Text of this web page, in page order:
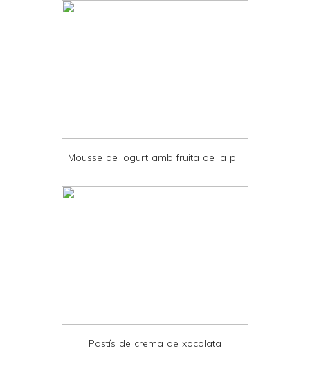
Mousse de iogurt amb fruita de la p...
Pastís de crema de xocolata